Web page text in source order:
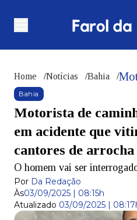
Home /Notícias /Bahia /
Bahia
Motorista de
em acidente que
cantores de
O homem vai ser
Por Da Redação
Às03/09/2025 | 08:15h
Atualizado 03/09/2025 |